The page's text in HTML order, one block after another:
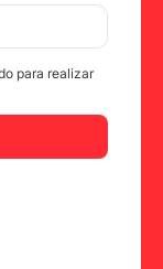
para realizar